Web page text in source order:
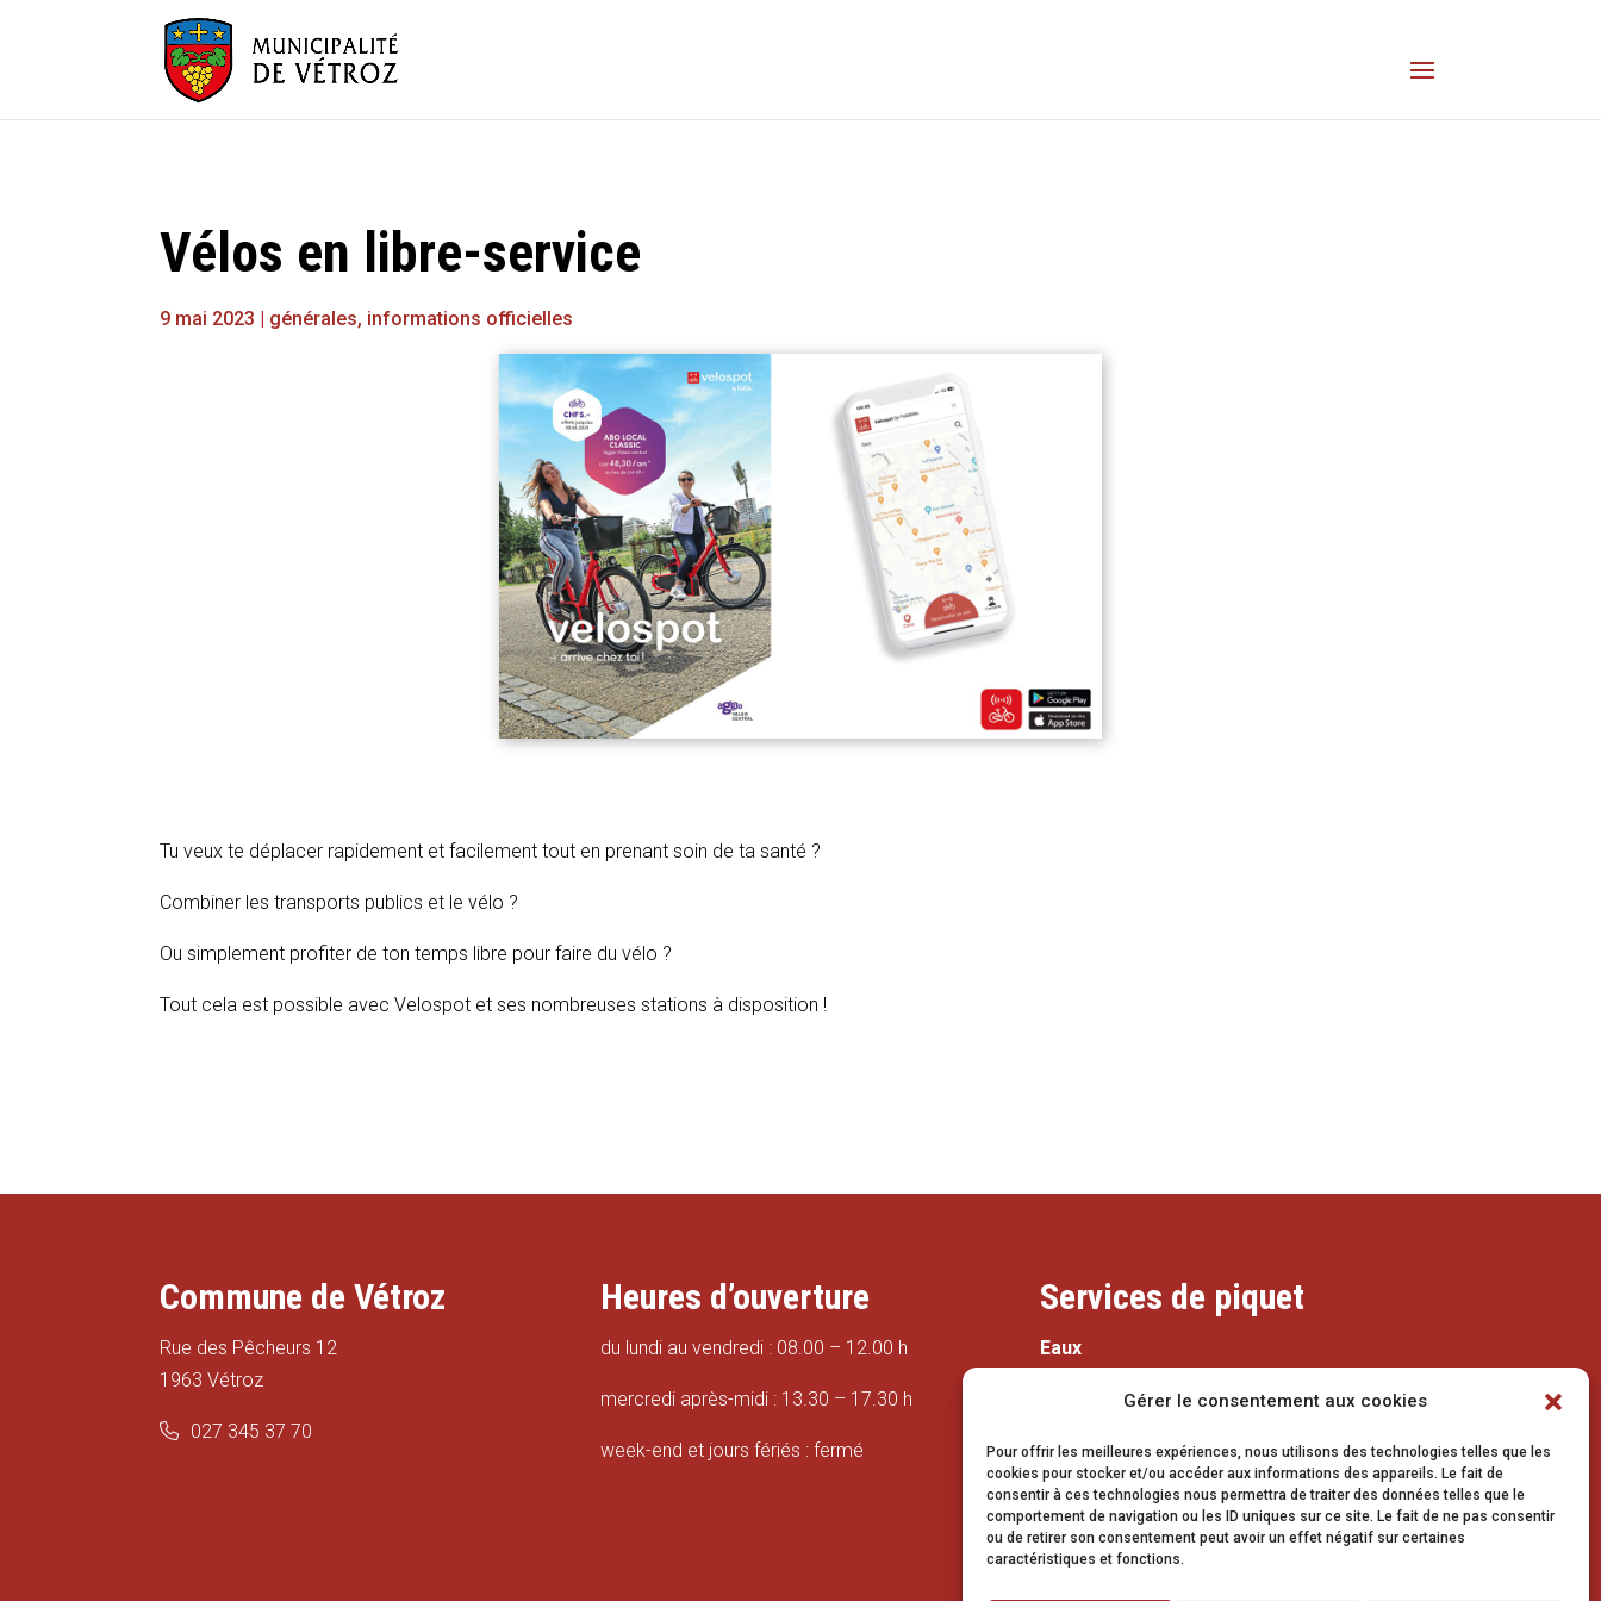
Gérer le consentement aux cookies
Pour offrir les meilleures expériences, nous utilisons des technologies telles que les
cookies pour stocker et/ou accéder aux informations des appareils. Le fait de
consentir à ces technologies nous permettra de traiter des données telles que le
comportement de navigation ou les ID uniques sur ce site. Le fait de ne pas consentir
ou de retirer son consentement peut avoir un effet négatif sur certaines
caractéristiques et fonctions.
Vélos en libre-service
9 mai 2023 | générales, informations officielles
Tu veux te déplacer rapidement et facilement tout en prenant soin de ta santé ?
Combiner les transports publics et le vélo ?
Ou simplement profiter de ton temps libre pour faire du vélo ?
Tout cela est possible avec Velospot et ses nombreuses stations à disposition !
Commune de Vétroz
Rue des Pêcheurs 12
1963 Vétroz
027 345 37 70
Heures d’ouverture
du lundi au vendredi : 08.00 – 12.00 h
mercredi après-midi : 13.30 – 17.30 h
week-end et jours fériés : fermé
Services de piquet
Eaux
079 337 66 42
eaux@vetroz.ch
Travaux publics
079 213 92 08